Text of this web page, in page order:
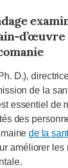
d’œuvre
D.),
de la
essentiel de
des
de la
améliorer les